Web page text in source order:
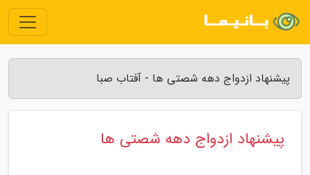
پیشنهاد ازدواج دهه شصتی ها - آفتاب صبا
پیشنهاد ازدواج دهه شصتی ها